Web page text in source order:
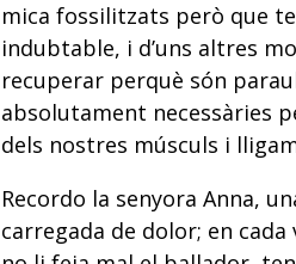
mica fossilitzats però que
indubtable, i d’uns altres
recuperar perquè són
absolutament necessàries
dels nostres músculs i
Recordo la senyora Anna,
carregada de dolor; en